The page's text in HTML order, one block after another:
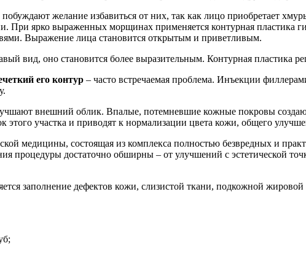
побуждают желание избавиться от них, так как лицо приобретает
При ярко выраженных морщинах применяется контурная пластика
Выражение лица становится открытым и приветливым.
вид, оно становится более выразительным. Контурная пластика
его контур – часто встречаемая проблема. Инъекции
внешний облик. Впалые, потемневшие кожные покровы
этого участка и приводят к нормализации цвета кожи, общего
медицины, состоящая из комплекса полностью безвредных и
процедуры достаточно обширны – от улучшений с эстетической
заполнение дефектов кожи, слизистой ткани, подкожной